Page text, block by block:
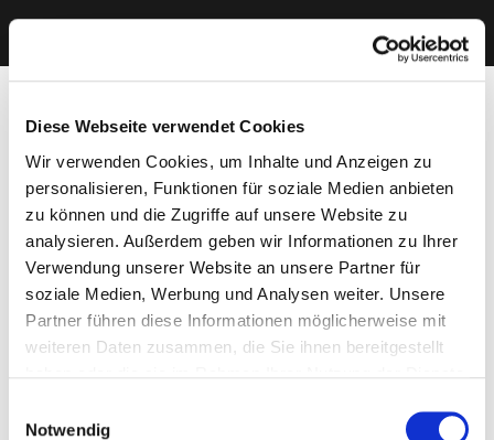
Diese Webseite verwendet Cookies
Wir verwenden Cookies, um Inhalte und Anzeigen zu
personalisieren, Funktionen für soziale Medien anbieten
zu können und die Zugriffe auf unsere Website zu
analysieren. Außerdem geben wir Informationen zu Ihrer
Verwendung unserer Website an unsere Partner für
soziale Medien, Werbung und Analysen weiter. Unsere
Partner führen diese Informationen möglicherweise mit
weiteren Daten zusammen, die Sie ihnen bereitgestellt
Cookies, wenn Sie unsere Webseite weiterhin nutzen.
Notwendig